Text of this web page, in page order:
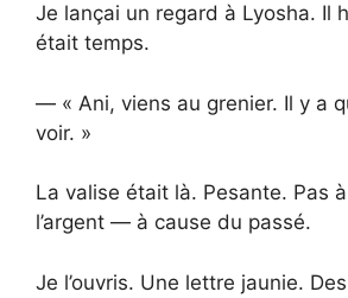
Je lançai un regard à Lyosha. Il
était temps.
— « Ani, viens au grenier. Il y a
voir. »
La valise était là. Pesante. Pas
l’argent — à cause du passé.
Je l’ouvris. Une lettre jaunie.